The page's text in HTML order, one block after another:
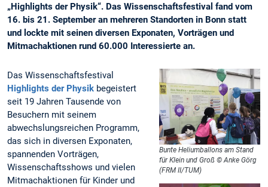
„Highlights der Physik“. Das Wissenschaftsfestival fand vom
16. bis 21. September an mehreren Standorten in Bonn statt
und lockte mit seinen diversen Exponaten, Vorträgen und
Mitmachaktionen rund 60.000 Interessierte an.
Bunte Heliumballons am Stand
für Klein und Groß © Anke Görg
(FRM II/TUM)
Das Wissenschaftsfestival
Highlights der Physik begeistert
seit 19 Jahren Tausende von
Besuchern mit seinem
abwechslungsreichen Programm,
das sich in diversen Exponaten,
spannenden Vorträgen,
Wissenschaftsshows und vielen
Mitmachaktionen für Kinder und